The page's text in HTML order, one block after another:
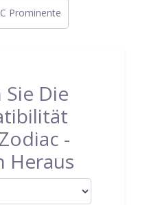
Prominente
Sie Die
-
Heraus